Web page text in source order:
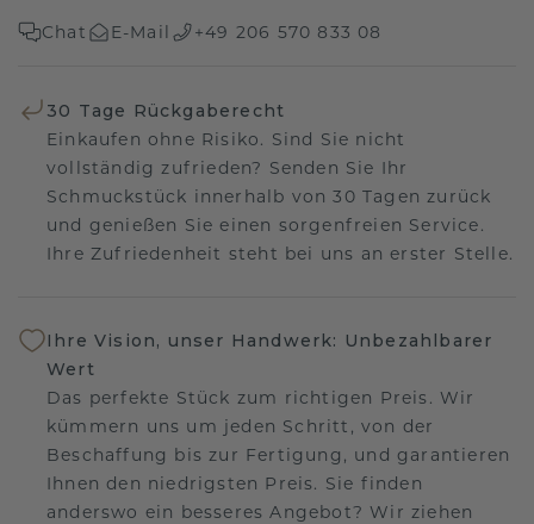
Chat E-Mail +49 206 570 833 08
30 Tage Rückgaberecht
Einkaufen ohne Risiko. Sind Sie nicht
vollständig zufrieden? Senden Sie Ihr
Schmuckstück innerhalb von 30 Tagen zurück
und genießen Sie einen sorgenfreien Service.
Ihre Zufriedenheit steht bei uns an erster Stelle.
Ihre Vision, unser Handwerk: Unbezahlbarer
Wert
Das perfekte Stück zum richtigen Preis. Wir
kümmern uns um jeden Schritt, von der
Beschaffung bis zur Fertigung, und garantieren
Ihnen den niedrigsten Preis. Sie finden
anderswo ein besseres Angebot? Wir ziehen